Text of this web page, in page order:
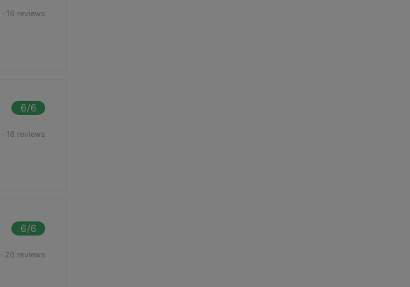
· 16 reviews
6/6
· 18 reviews
6/6
· 20 reviews